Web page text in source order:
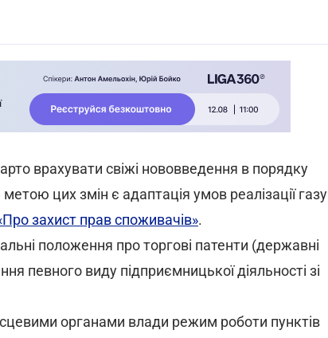
врахувати свіжі нововведення в порядку
цих змін є адаптація умов реалізації газу
захист прав споживачів».
положення про торгові патенти (державні
певного виду підприємницької діяльності зі
органами влади режим роботи пунктів